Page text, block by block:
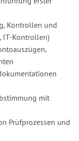
Kontrollen und
IT-Kontrollen)
mit
Prüfprozessen und